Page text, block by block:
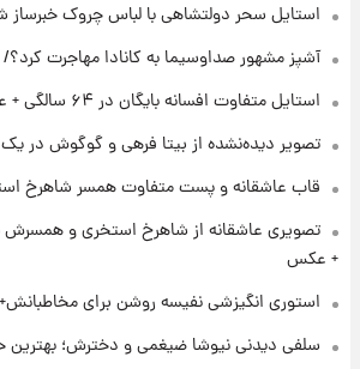
برای اولین بار؛ انتشار
انقلاب/ویدیو
تصاویر عمامه بستن به
استایل سحر دولتشاهی با لباس چروک خبرساز
آشپز مشهور صداوسیما به کانادا مهاجرت کرد؟/
استایل متفاوت افسانه بایگان در ۶۴ سالگی + عکس
تصویر دیده‌نشده از بیتا فرهی و گوگوش در
قاب عاشقانه و پست متفاوت همسر شاهرخ
تصویری عاشقانه از شاهرخ استخری و همسرش
+ عکس
استوری انگیزشی نفیسه روشن برای
سلفی دیدنی نیوشا ضیغمی و دخترش؛ بهترین